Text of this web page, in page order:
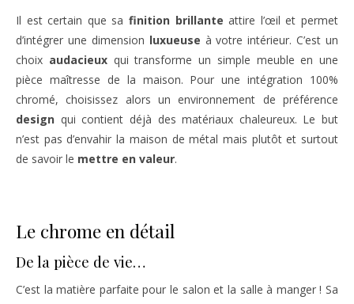
Il est certain que sa finition brillante attire l’œil et permet
d’intégrer une dimension luxueuse à votre intérieur. C’est un
choix audacieux qui transforme un simple meuble en une
pièce maîtresse de la maison. Pour une intégration 100%
chromé, choisissez alors un environnement de préférence
design qui contient déjà des matériaux chaleureux. Le but
n’est pas d’envahir la maison de métal mais plutôt et surtout
de savoir le mettre en valeur.
Le chrome en détail
De la pièce de vie…
C’est la matière parfaite pour le salon et la salle à manger ! Sa